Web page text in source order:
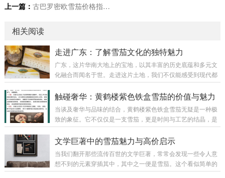
上一篇： 古巴罗密欧雪茄价格指南：如何聪明购买
相关阅读
走进广东：了解雪茄文化的独特魅力
广东，这片华南大地上的宝地，以其丰富的历史底蕴和多元文
化融合而闻名于世。走进这片土地，我们不仅能感受到现代都
市的喧嚣和活力，更能窥见一种被时光沉淀的独特韵味——雪
茄文化。在这里，雪茄绝不仅仅是一支点燃的烟草卷，而是一
话。 雪茄，作为一种集合了历史、工艺与情感的产物，在广东
有着独特的发展路径。早在清末民初，粤港地区便因地处海上
的前沿阵地。由此，雪茄不只是奢侈品的代名词，更...
触碰奢华：黄鹤楼紫色铁盒雪茄的价值与魅力
当谈及奢华与品味的结合，黄鹤楼紫色铁盒雪茄无疑是一种极
致的象征。它不仅仅是一支雪茄，更是时间与工艺的结晶，是
一种身份的象征，更是一种精神的传递。回望其诞生的历史，
我们可以从它独特的包装设计、精选的烟叶以及雕琢般的制作
以其独特的色调命名，这种深邃的紫色不仅显得神秘且高贵，
还富含东方文化中紫气东来的寓意。紫色铁盒，坚实而细腻，
文学巨著中的雪茄魅力与高价启示
当我们翻开那些流传百世的文学巨著，常常会发现一些令人意
想不到的元素穿插其中，其中之一便是雪茄。这个看似简单的
小物件，却在作品里扮演了多重角色，象征着权力、奢华、自